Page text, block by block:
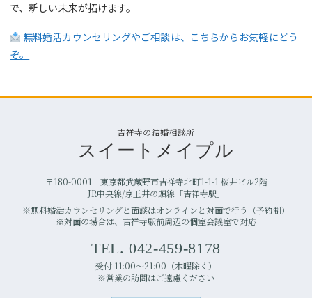
で、新しい未来が拓けます。
無料婚活カウンセリングやご相談は、こちらからお気軽にどう
ぞ。
吉祥寺の結婚相談所
スイートメイプル
〒180-0001 東京都武蔵野市吉祥寺北町1-1-1 桜井ビル2階
JR中央線/京王井の頭線「吉祥寺駅」
※無料婚活カウンセリングと面談はオンラインと対面で行う（予約制）
※対面の場合は、吉祥寺駅前周辺の個室会議室で対応
TEL. 042-459-8178
受付 11:00〜21:00（木曜除く）
※営業の訪問はご遠慮ください